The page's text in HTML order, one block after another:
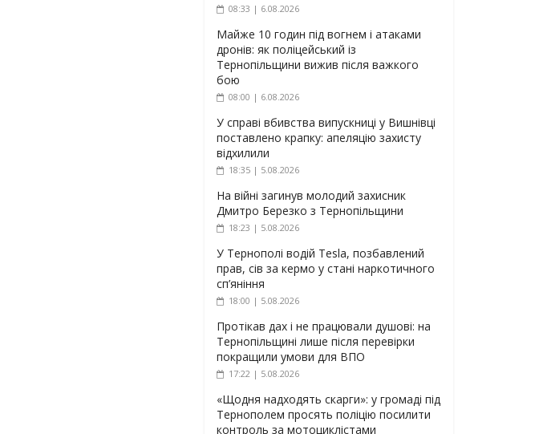
08:33 | 6.08.2026
Майже 10 годин під вогнем і атаками
дронів: як поліцейський із
Тернопільщини вижив після важкого
бою
08:00 | 6.08.2026
У справі вбивства випускниці у Вишнівці
поставлено крапку: апеляцію захисту
відхилили
18:35 | 5.08.2026
На війні загинув молодий захисник
Дмитро Березко з Тернопільщини
18:23 | 5.08.2026
У Тернополі водій Tesla, позбавлений
прав, сів за кермо у стані наркотичного
сп’яніння
18:00 | 5.08.2026
Протікав дах і не працювали душові: на
Тернопільщині лише після перевірки
покращили умови для ВПО
17:22 | 5.08.2026
«Щодня надходять скарги»: у громаді під
Тернополем просять поліцію посилити
контроль за мотоциклістами